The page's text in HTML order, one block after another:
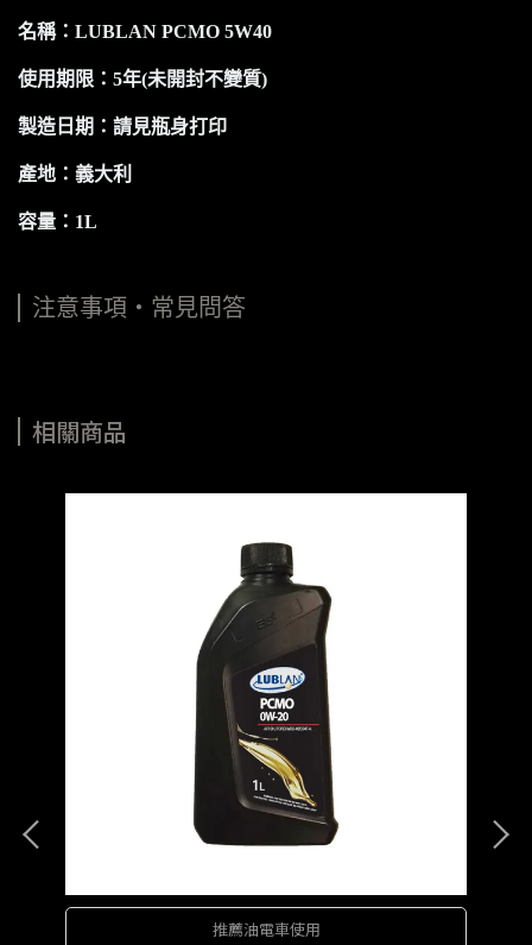
名稱：LUBLAN PCMO 5W40
使用期限：5年(未開封不變質)
製造日期：請見瓶身打印
產地：義大利
容量：1L
注意事項・常見問答
相關商品
推薦油電車使用